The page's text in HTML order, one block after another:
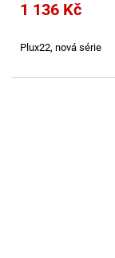
1 136 Kč
Plux22, nová série